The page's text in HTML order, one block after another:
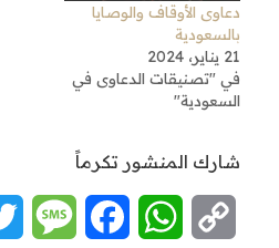
دعاوى الأوقاف والوصايا
بالسعودية
21 يناير، 2024
في "تصنيقات الدعاوى في
السعودية"
شارك المنشور تكرماً
Copy
WhatsApp
Facebook